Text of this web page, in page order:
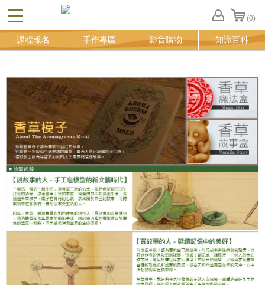
CLOSE (0)
FB
登
蹤
清
單
課程報名 手作專區 影音購物 知識百科